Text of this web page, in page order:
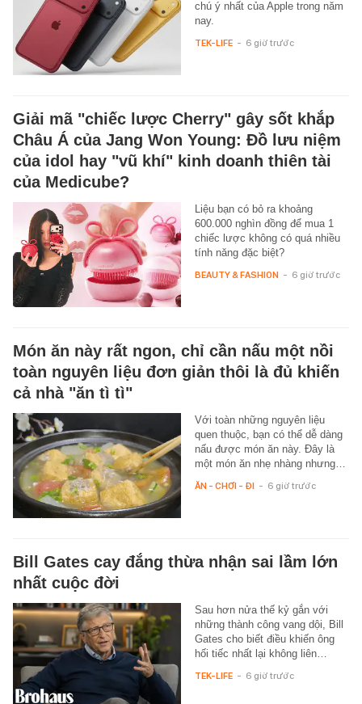
chú ý nhất của Apple trong năm
nay.
TEK-LIFE - 6 giờ trước
Giải mã "chiếc lược Cherry" gây sốt khắp
Châu Á của Jang Won Young: Đồ lưu niệm
của idol hay "vũ khí" kinh doanh thiên tài
của Medicube?
Liệu bạn có bỏ ra khoảng
600.000 nghìn đồng để mua 1
chiếc lược không có quá nhiều
tính năng đặc biệt?
BEAUTY & FASHION - 6 giờ trước
Món ăn này rất ngon, chỉ cần nấu một nồi
toàn nguyên liệu đơn giản thôi là đủ khiến
cả nhà "ăn tì tì"
Với toàn những nguyên liệu
quen thuộc, bạn có thể dễ dàng
nấu được món ăn này. Đây là
một món ăn nhẹ nhàng nhưng…
ĂN - CHƠI - ĐI - 6 giờ trước
Bill Gates cay đắng thừa nhận sai lầm lớn
nhất cuộc đời
Sau hơn nửa thế kỷ gắn với
những thành công vang dội, Bill
Gates cho biết điều khiến ông
hối tiếc nhất lại không liên…
TEK-LIFE - 6 giờ trước